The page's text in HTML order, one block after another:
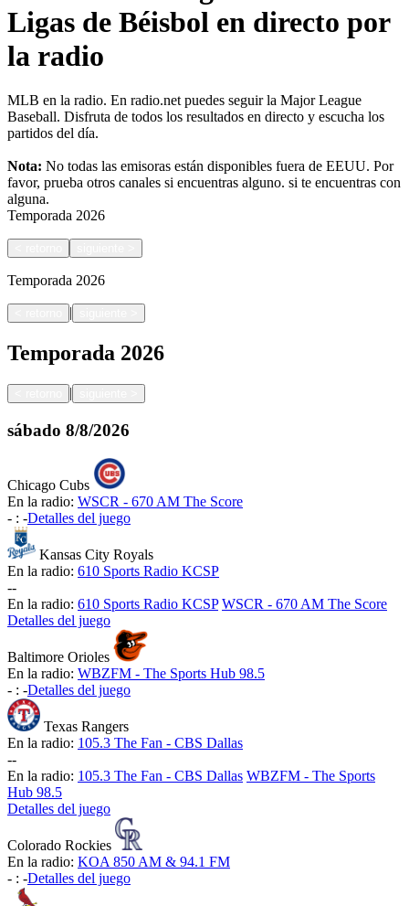
Ligas de Béisbol en directo por
la radio
MLB en la radio. En radio.net puedes seguir la Major League
Baseball. Disfruta de todos los resultados en directo y escucha los
partidos del día.
Nota: No todas las emisoras están disponibles fuera de EEUU. Por
favor, prueba otros canales si encuentras alguno. si te encuentras con
alguna.
Temporada 2026
Temporada 2026
|
Temporada 2026
|
sábado 8/8/2026
Chicago Cubs
En la radio: WSCR - 670 AM The Score
- : -Detalles del juego
Kansas City Royals
En la radio: 610 Sports Radio KCSP
--
En la radio: 610 Sports Radio KCSP WSCR - 670 AM The Score
Detalles del juego
Baltimore Orioles
En la radio: WBZFM - The Sports Hub 98.5
- : -Detalles del juego
Texas Rangers
En la radio: 105.3 The Fan - CBS Dallas
--
En la radio: 105.3 The Fan - CBS Dallas WBZFM - The Sports
Hub 98.5
Detalles del juego
Colorado Rockies
En la radio: KOA 850 AM & 94.1 FM
- : -Detalles del juego